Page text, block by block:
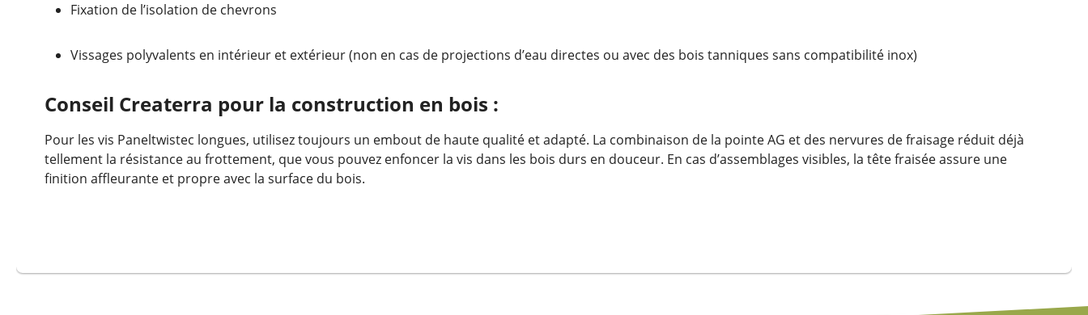
Fixation de l’isolation de chevrons
Vissages polyvalents en intérieur et extérieur (non en cas de projections d’eau directes ou avec des bois tanniques sans compatibilité inox)
Conseil Createrra pour la construction en bois :
Pour les vis Paneltwistec longues, utilisez toujours un embout de haute qualité et adapté. La combinaison de la pointe AG et des nervures de fraisage réduit déjà
tellement la résistance au frottement, que vous pouvez enfoncer la vis dans les bois durs en douceur. En cas d’assemblages visibles, la tête fraisée assure une
finition affleurante et propre avec la surface du bois.